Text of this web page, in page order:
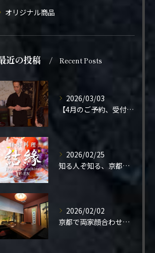
オリジナル商品
近の投稿 Recent Posts
2026/03/03
【4月のご予約、受付開始しました】
2026/02/25
知る人ぞ知る、京都の隠れ家。
2026/02/02
京都で両家顔合わせをご検討の方へ。